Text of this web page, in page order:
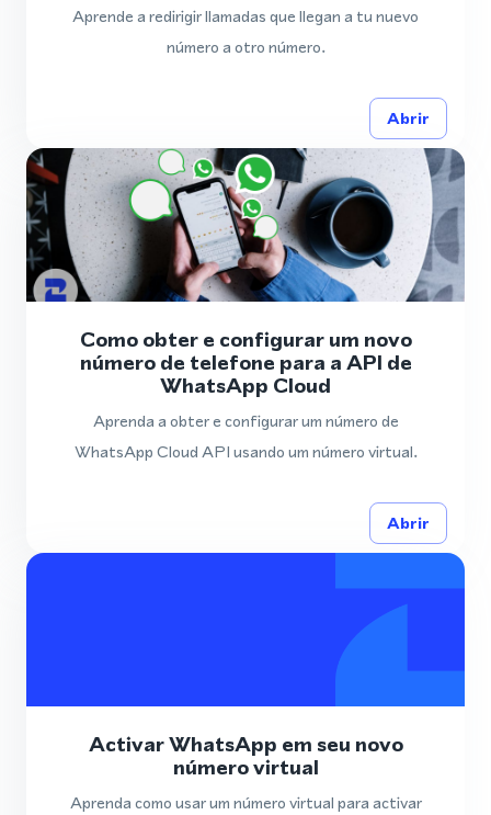
Aprende a redirigir llamadas que llegan a tu nuevo
número a otro número.
Abrir
Como obter e configurar um novo
número de telefone para a API de
WhatsApp Cloud
Aprenda a obter e configurar um número de
WhatsApp Cloud API usando um número virtual.
Abrir
Activar WhatsApp em seu novo
número virtual
Aprenda como usar um número virtual para activar